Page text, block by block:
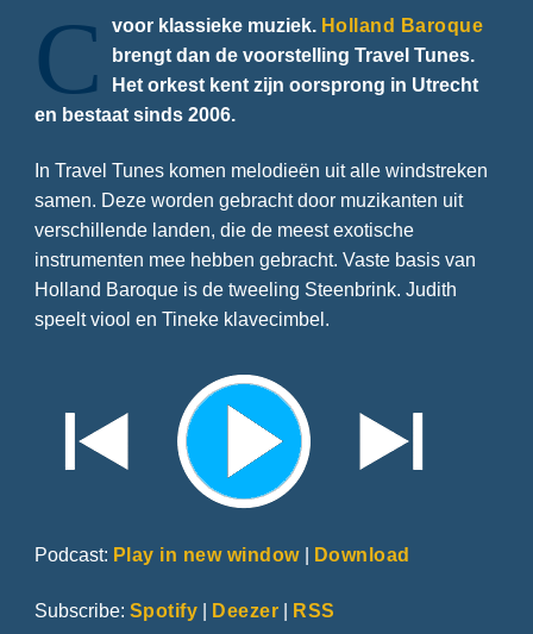
C voor klassieke muziek. Holland Baroque
brengt dan de voorstelling Travel Tunes.
Het orkest kent zijn oorsprong in Utrecht
en bestaat sinds 2006.
In Travel Tunes komen melodieën uit alle windstreken
samen. Deze worden gebracht door muzikanten uit
verschillende landen, die de meest exotische
instrumenten mee hebben gebracht. Vaste basis van
Holland Baroque is de tweeling Steenbrink. Judith
speelt viool en Tineke klavecimbel.
Podcast: Play in new window| Download
Subscribe: Spotify | Deezer | RSS